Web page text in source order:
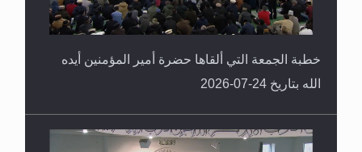
خطبة الجمعة التي ألقاها حضرة أمير المؤمنين أيده
الله بتاريخ 24-07-2026